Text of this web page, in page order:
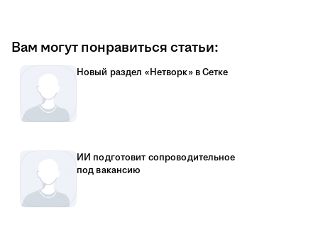
Вам могут понравиться статьи:
Новый раздел «Нетворк» в Сетке
ИИ подготовит сопроводительное
под вакансию